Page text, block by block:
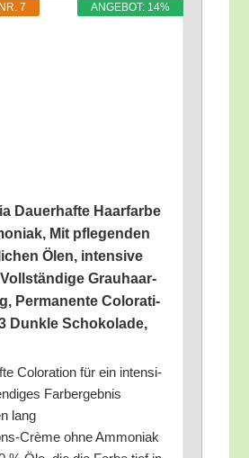
ANGE­BOT: 14%
7
Dau­er­haf­te Haar­far­be
Mit pfle­gen­den
Ölen, inten­si­ve
Grau­haar­
Per­ma­nen­te Colo­ra­ti­
Dunk­le Scho­ko­la­de,
Colo­ra­ti­on für ein inten­si­
Farb­er­geb­nis
lang
Crè­me ohne Ammo­ni­ak